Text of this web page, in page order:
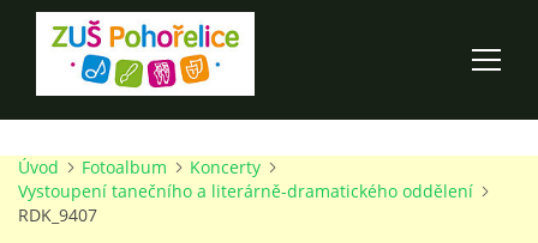
ÚVOD
Úvod Fotoalbum
Koncerty
Vystoupení tanečního a literárně-dramatického oddělení
RDK_9407